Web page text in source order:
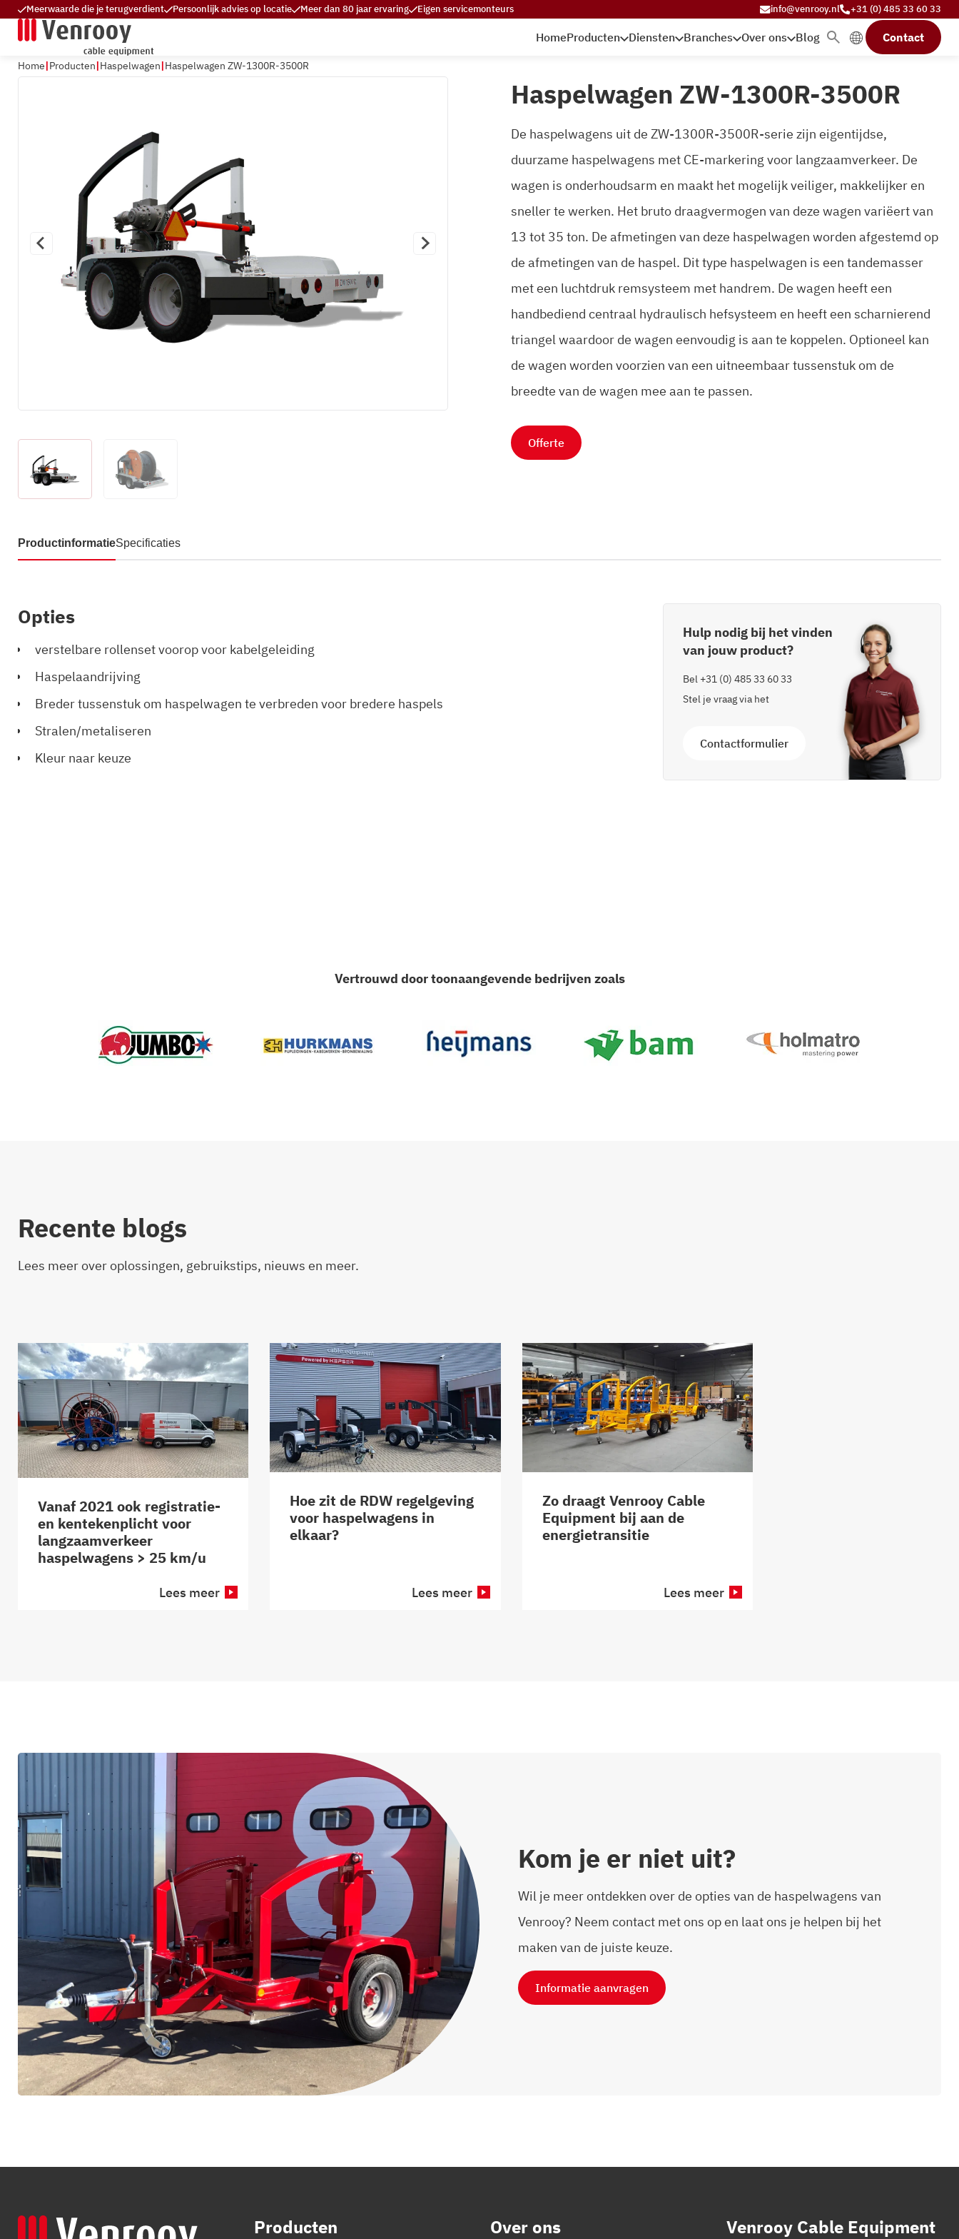
Meerwaarde die je terugverdient Persoonlijk advies op locatie Meer dan 80 jaar ervaring Eigen servicemonteurs info@venrooy.nl +31 (0) 485 33 60 33
HomeProducten Diensten Branches Over ons Blog Contact
Home Producten Haspelwagen Haspelwagen ZW-1300R-3500R
Haspelwagen ZW-1300R-3500R
De haspelwagens uit de ZW-1300R-3500R-serie zijn eigentijdse,
duurzame haspelwagens met CE-markering voor langzaamverkeer. De
wagen is onderhoudsarm en maakt het mogelijk veiliger, makkelijker en
sneller te werken. Het bruto draagvermogen van deze wagen variëert van
13 tot 35 ton. De afmetingen van deze haspelwagen worden afgestemd op
de afmetingen van de haspel. Dit type haspelwagen is een tandemasser
met een luchtdruk remsysteem met handrem. De wagen heeft een
handbediend centraal hydraulisch hefsysteem en heeft een scharnierend
triangel waardoor de wagen eenvoudig is aan te koppelen. Optioneel kan
de wagen worden voorzien van een uitneembaar tussenstuk om de
breedte van de wagen mee aan te passen.
Offerte
ProductinformatieSpecificaties
Opties
verstelbare rollenset voorop voor kabelgeleiding
Haspelaandrijving
Breder tussenstuk om haspelwagen te verbreden voor bredere haspels
Stralen/metaliseren
Kleur naar keuze
Hulp nodig bij het vinden
van jouw product?
Bel +31 (0) 485 33 60 33
Stel je vraag via het
Contactformulier
Vertrouwd door toonaangevende bedrijven zoals
Recente blogs
Lees meer over oplossingen, gebruikstips, nieuws en meer.
Vanaf 2021 ook registratie-
en kentekenplicht voor
langzaamverkeer
haspelwagens > 25 km/u
Lees meer
Hoe zit de RDW regelgeving
voor haspelwagens in
elkaar?
Lees meer
Zo draagt Venrooy Cable
Equipment bij aan de
energietransitie
Lees meer
Kom je er niet uit?
Wil je meer ontdekken over de opties van de haspelwagens van
Venrooy? Neem contact met ons op en laat ons je helpen bij het
maken van de juiste keuze.
Informatie aanvragen
Producten Over ons Venrooy Cable Equipment